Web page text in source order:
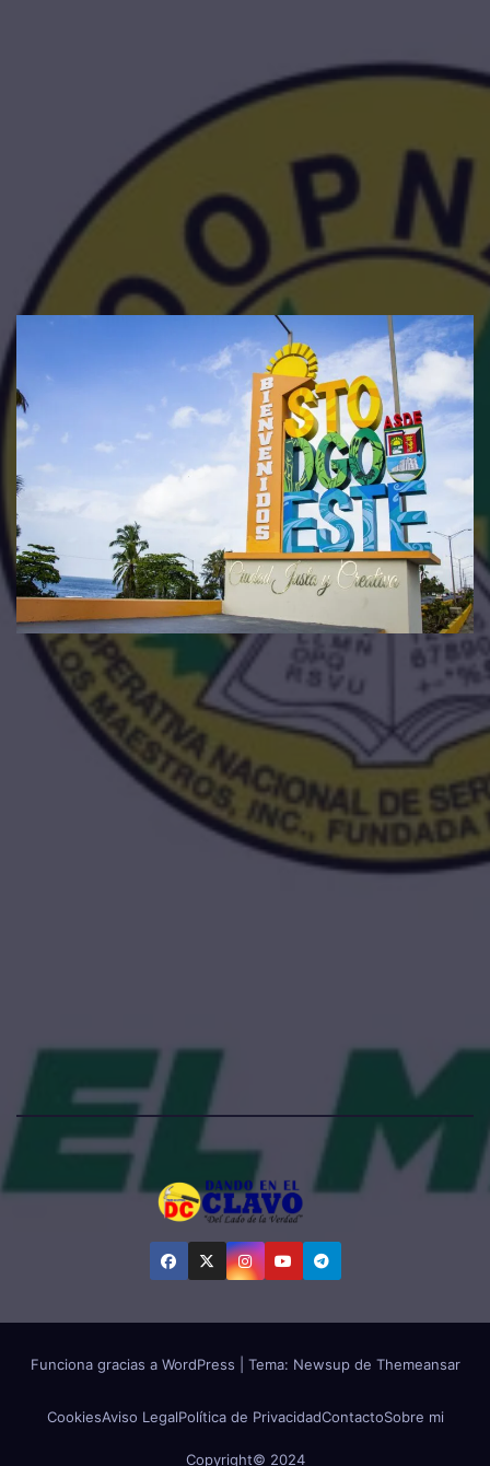
Funciona gracias a WordPress Tema: Newsupde Themeansar
CookiesAviso LegalPolítica de PrivacidadContactoSobre mi
Copyright© 2024